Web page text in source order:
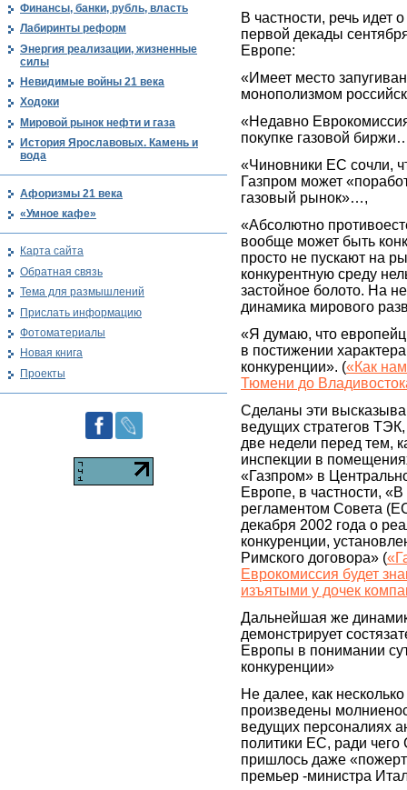
В частности, речь идет
первой декады
Европе:
«Имеет место
монополизмом
«Недавно
покупке газовой
«Чиновники ЕС сочли,
Газпром может
газовый рынок»…,
«Абсолютно
вообще может быть
просто не пускают на
конкурентную среду
застойное болото. На
динамика мирового
«Я думаю, что
в постижении
конкуренции». («Как
Тюмени до
Сделаны эти
ведущих стратегов
две недели перед тем,
инспекции в
«Газпром» в
Европе, в частности, «В
регламентом Совета
декабря 2002 года о
конкуренции,
Римского договора» (
Еврокомиссия будет
изъятыми у дочек
Дальнейшая же
демонстрирует
Европы в понимании
конкуренции»
Не далее, как
произведены
ведущих персоналиях
политики ЕС, ради
пришлось даже
премьер -министра
Финансы, банки, рубль, власть
Лабиринты реформ
Энергия реализации, жизненные
силы
Невидимые войны 21 века
Ходоки
Мировой рынок нефти и газа
История Ярославовых. Камень и
вода
Афоризмы 21 века
«Умное кафе»
Карта сайта
Обратная связь
Тема для размышлений
Прислать информацию
Фотоматериалы
Новая книга
Проекты